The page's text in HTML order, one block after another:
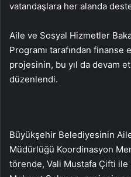
vatandaşlara her alanda
Aile ve Sosyal Hizmetler
Programı tarafından finanse
projesinin, bu yıl da devam
düzenlendi.
Büyükşehir Belediyesinin
Müdürlüğü Koordinasyon
törende, Vali Mustafa Çifti ile